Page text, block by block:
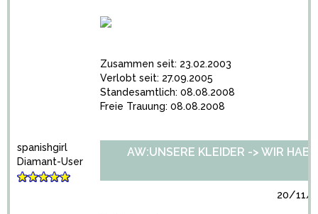
Zusammen seit: 23.02.2003
Verlobt seit: 27.09.2005
Standesamtlich: 08.08.2008
Freie Trauung: 08.08.2008
spanishgirl
Diamant-User
AW:UNSERE KLEIDER -> WIR
20/11/